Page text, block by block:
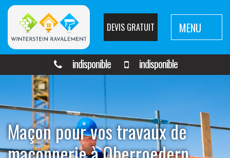
DEVIS GRATUIT MENU
indisponible indisponible
Maçon pour vos travaux de